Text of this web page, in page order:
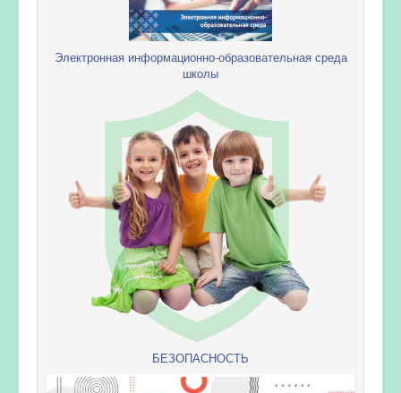
Электронная информационно-образовательная среда
школы
БЕЗОПАСНОСТЬ